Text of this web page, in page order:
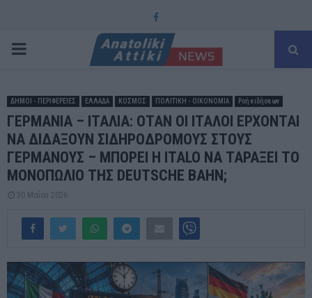
Facebook
PRIMARY
ΔΗΜΟΙ - ΠΕΡΙΦΕΡΕΙΕΣ ΕΛΛΑΔΑ ΚΟΣΜΟΣ ΠΟΛΙΤΙΚΗ - ΟΙΚΟΝΟΜΙΑ Ροή ειδήσεων
ΓΕΡΜΑΝΙΑ – ΙΤΑΛΙΑ: ΟΤΑΝ ΟΙ ΙΤΑΛΟΙ ΕΡΧΟΝΤΑΙ
ΝΑ ΔΙΔΑΞΟΥΝ ΣΙΔΗΡΟΔΡΟΜΟΥΣ ΣΤΟΥΣ
ΓΕΡΜΑΝΟΥΣ – ΜΠΟΡΕΙ Η ITALO ΝΑ ΤΑΡΑΞΕΙ ΤΟ
ΜΟΝΟΠΩΛΙΟ ΤΗΣ DEUTSCHE BAHN;
30 Μαΐου 2026